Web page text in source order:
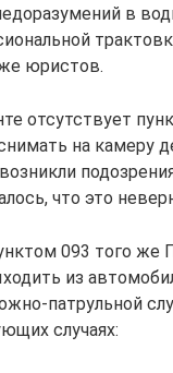
в
юристов.
отсутствует
на камеру
что это
093 того же
из
патрульной
случаях: